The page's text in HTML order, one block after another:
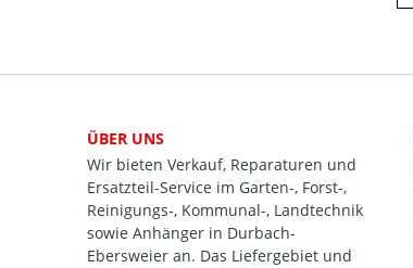
ÜBER UNS
Wir bieten Verkauf, Reparaturen und
Ersatzteil-Service im Garten-, Forst-,
Reinigungs-, Kommunal-, Landtechnik
sowie Anhänger in Durbach-
Ebersweier an. Das Liefergebiet und